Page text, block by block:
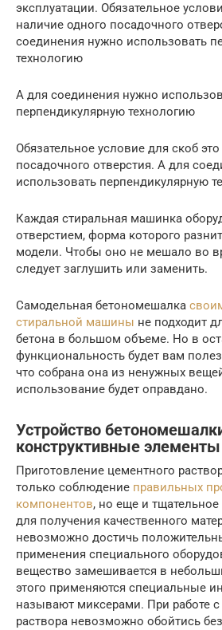
эксплуатации. Обязательное
наличие одного посадочного
соединения нужно использовать
технологию
А для соединения нужно
перпендикулярную технологию
Обязательное условие для скоб
посадочного отверстия. А для
использовать перпендикулярную
Каждая стиральная машинка
отверстием, форма которого
модели. Чтобы оно не мешало во
следует заглушить или заменить.
Самодельная бетономешалка
стиральной машины не подходит
бетона в большом объеме. Но в
функциональность будет вам
что собрана она из ненужных
использование будет оправдано.
Устройство
конструктивные элементы
Приготовление цементного
только соблюдение правильных
компонентов, но еще и
для получения качественного
невозможно достичь
применения специального
вещество замешивается в
этого применяются специальные
называют миксерами. При работе
раствора невозможно обойтись